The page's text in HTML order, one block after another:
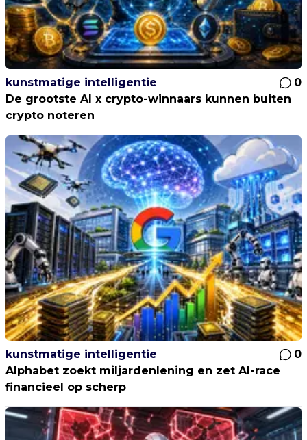
kunstmatige intelligentie
0
De grootste AI x crypto-winnaars kunnen buiten
crypto noteren
kunstmatige intelligentie
0
Alphabet zoekt miljardenlening en zet AI-race
financieel op scherp